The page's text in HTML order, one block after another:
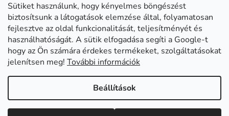
Sütiket használunk, hogy kényelmes böngészést
biztosítsunk a látogatások elemzése által, folyamatosan
fejlesztve az oldal funkcionalitását, teljesítményét és
használhatóságát. A sütik elfogadása segíti a Google-t
hogy az Ön számára érdekes termékeket, szolgáltatásokat
jelenítsen meg! További információk
Beállítások
Abonett
Mester Család
Civita
Copyright 2026www.mentes24.hu webshop. Minden jog